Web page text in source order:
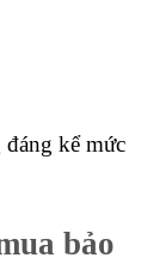
kể mức
bảo